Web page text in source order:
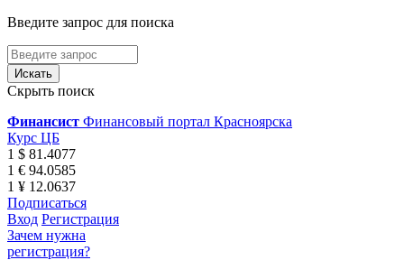
Введите запрос для поиска
Скрыть поиск
Финансист Финансовый портал Красноярска
Курс ЦБ
1 $ 81.4077
1 € 94.0585
1 ¥ 12.0637
Подписаться
Вход Регистрация
Зачем нужна
регистрация?